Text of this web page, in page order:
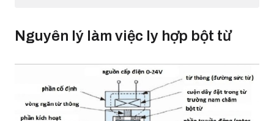
Nguyên lý làm việc ly hợp bột từ